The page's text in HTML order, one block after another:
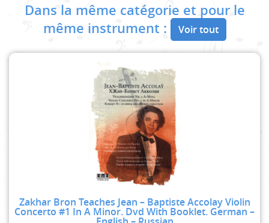
Dans la même catégorie et pour le
même instrument :
Voir tout
Zakhar Bron Teaches Jean – Baptiste Accolay Violin
Concerto #1 In A Minor. Dvd With Booklet. German –